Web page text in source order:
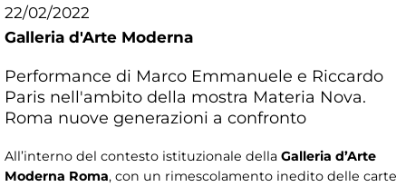
22/02/2022
Galleria d'Arte Moderna
Performance di Marco Emmanuele e Riccardo
Paris nell'ambito della mostra Materia Nova.
Roma nuove generazioni a confronto
All’interno del contesto istituzionale della Galleria d’Arte
Moderna Roma, con un rimescolamento inedito delle carte